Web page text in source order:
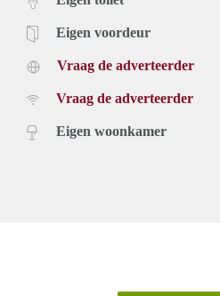
Eigen voordeur
Vraag de adverteerder
Vraag de adverteerder
Eigen woonkamer